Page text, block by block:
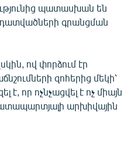
պատասխան են
գրանցման
ով փորձում էր
զոհերից մեկի՝
է, որ ոչնչացվել է ոչ միայն
արխիվային